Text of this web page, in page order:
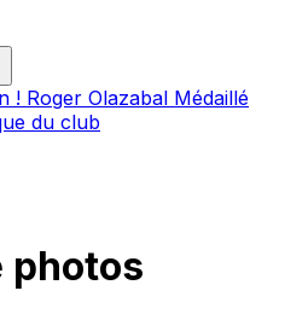
! Roger Olazabal Médaillé
du club
photos